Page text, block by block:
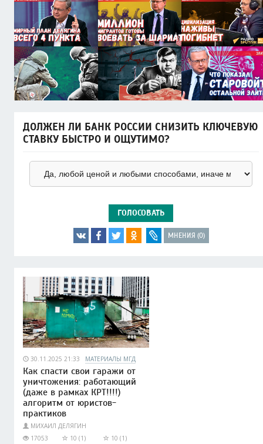
ДОЛЖЕН ЛИ БАНК РОССИИ СНИЗИТЬ КЛЮЧЕВУЮ
СТАВКУ БЫСТРО И ОЩУТИМО?
ГОЛОСОВАТЬ
МНЕНИЯ (0)
30.11.2025 21:33 МАТЕРИАЛЫ МГД
Как спасти свои гаражи от
уничтожения: работающий
(даже в рамках КРТ!!!!)
алгоритм от юристов-
практиков
МИХАИЛ ДЕЛЯГИН
17053
10 (1) 10 (1)